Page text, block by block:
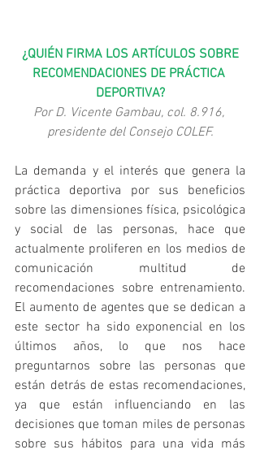
¿QUIÉN FIRMA LOS ARTÍCULOS SOBRE
RECOMENDACIONES DE PRÁCTICA
DEPORTIVA?
Por D. Vicente Gambau, col. 8.916,
presidente del Consejo COLEF.
La demanda y el interés que genera la
práctica deportiva por sus beneficios
sobre las dimensiones física, psicológica
y social de las personas, hace que
actualmente proliferen en los medios de
comunicación multitud de
recomendaciones sobre entrenamiento.
El aumento de agentes que se dedican a
este sector ha sido exponencial en los
últimos años, lo que nos hace
preguntarnos sobre las personas que
están detrás de estas recomendaciones,
ya que están influenciando en las
decisiones que toman miles de personas
sobre sus hábitos para una vida más